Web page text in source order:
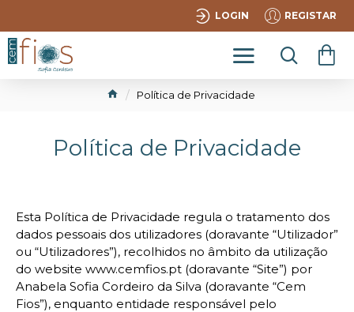
LOGIN REGISTAR
Política de Privacidade
Política de Privacidade
Esta Política de Privacidade regula o tratamento dos
dados pessoais dos utilizadores (doravante “Utilizador”
ou “Utilizadores”), recolhidos no âmbito da utilização
do website www.cemfios.pt (doravante “Site”) por
Anabela Sofia Cordeiro da Silva (doravante “Cem
Fios”), enquanto entidade responsável pelo